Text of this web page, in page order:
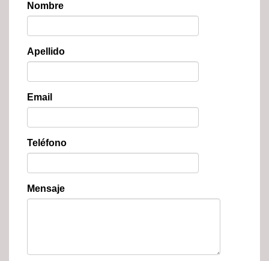
Nombre
Apellido
Email
Teléfono
Mensaje